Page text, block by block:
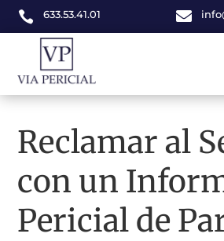
 633.53.41.01 
Reclamar al
con un
Pericial de